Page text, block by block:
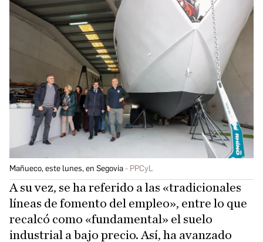
Mañueco, este lunes, en Segovia PPCyL
A su vez, se ha referido a las «tradicionales
líneas de fomento del empleo», entre lo que
recalcó como «fundamental» el suelo
industrial a bajo precio. Así, ha avanzado